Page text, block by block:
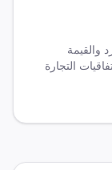
والقيمة
يتم تطبيق اتفاقيات التجارة
بنسبة